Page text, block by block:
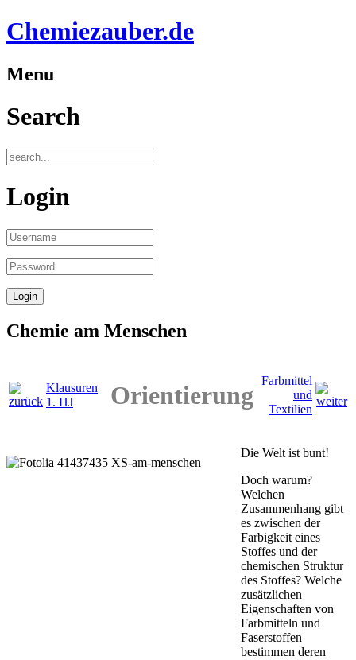
Chemiezauber.de
Menu
Search
Login
Chemie am Menschen
Klausuren
1. HJ
Orientierung
Farbmittel
und
Textilien
Die Welt ist bunt!
Doch warum?
Welchen
Zusammenhang gibt
es zwischen der
Farbigkeit eines
Stoffes und der
chemischen Struktur
des Stoffes? Welche
zusätzlichen
Eigenschaften von
Farbmitteln und
Faserstoffen
bestimmen deren